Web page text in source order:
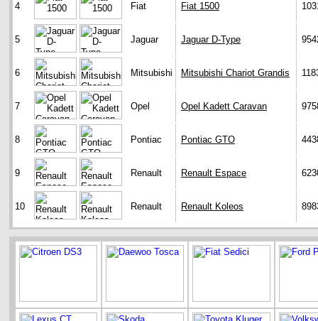
4 Fiat Fiat 1500
5 Jaguar Jaguar D-Type
6 Mitsubishi Mitsubishi Chariot Grandis
7 Opel Opel Kadett Caravan
8 Pontiac Pontiac GTO
9 Renault Renault Espace
10 Renault Renault Koleos